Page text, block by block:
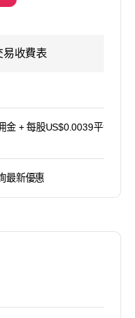
易收費表
金 + 每股US$0.0039平台使用
最新優惠